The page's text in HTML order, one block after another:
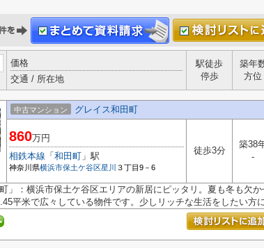
価格
交通 / 所在地
駅徒歩
停歩
築年
方位
中古マンション グレイス和田町
860万円
相鉄本線 「 和田町 」駅
神奈川県横浜市保土ケ谷区星川 ３丁目9－6
徒歩3分
築38
-
町」：横浜市保土ケ谷区エリアの新居にピッタリ。夏も冬も欠
平米で広々している物件です。少しリッチな生活をしたい方